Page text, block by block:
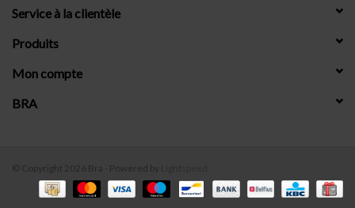
Service à la clientèle
Produits
Mon compte
BRA
© Copyright 2026 Bra - Powered by